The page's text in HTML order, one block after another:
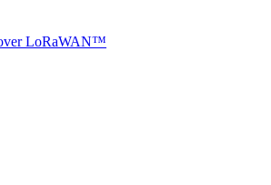
over LoRaWAN™